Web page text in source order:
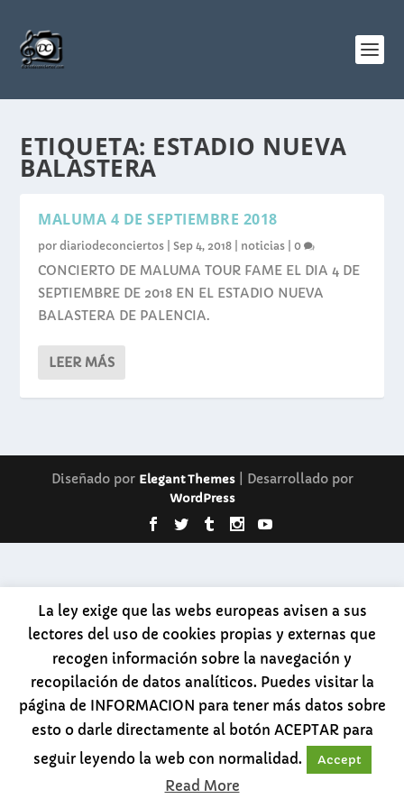
ETIQUETA: ESTADIO NUEVA
BALASTERA
MALUMA 4 DE SEPTIEMBRE 2018
pordiariodeconciertos |Sep 4, 2018 noticias |0
CONCIERTO DE MALUMA TOUR FAME EL DIA 4 DE
SEPTIEMBRE DE 2018 EN EL ESTADIO NUEVA
BALASTERA DE PALENCIA.
LEER MÁS
Diseñado por Elegant Themes| Desarrollado por
WordPress
La ley exige que las webs europeas avisen a sus
lectores del uso de cookies propias y externas que
recogen información sobre la navegación y
recopilación de datos analíticos. Puedes visitar la
página de INFORMACION para tener más datos sobre
esto o darle directamente al botón ACEPTAR para
seguir leyendo la web con normalidad.
Accept
Read More